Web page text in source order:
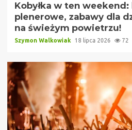
Kobyłka w ten
plenerowe, zabawy dla
na świeżym powietrzu!
Szymon Walkowiak 18 lipca 2026 72